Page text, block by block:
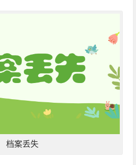
档案丢失